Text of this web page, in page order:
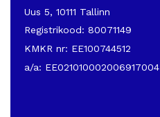
Uus 5, 10111 Tallinn
Registrikood: 80071149
KMKR nr: EE100744512
a/a: EE021010002006917004